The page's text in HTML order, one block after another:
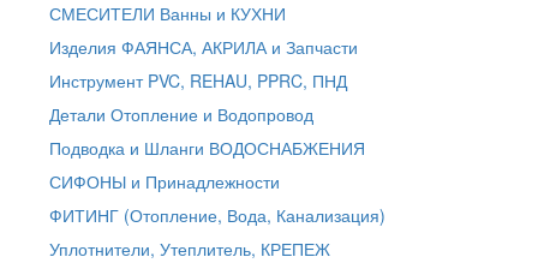
СМЕСИТЕЛИ Ванны и КУХНИ
Изделия ФАЯНСА, АКРИЛА и Запчасти
Инструмент PVC, REHAU, PPRC, ПНД
Детали Отопление и Водопровод
Подводка и Шланги ВОДОСНАБЖЕНИЯ
СИФОНЫ и Принадлежности
ФИТИНГ (Отопление, Вода, Канализация)
Уплотнители, Утеплитель, КРЕПЕЖ